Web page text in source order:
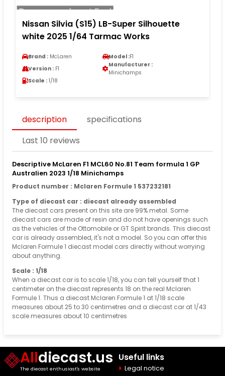
Nissan Silvia (S15) LB-Super Silhouette
white 2025 1/64 Tarmac Works
Brand : McLaren Model :F1
Version : F1
Manufacturer :
Minichamps
Scale : 1/18
description
specifications
Last 10 reviews
Descriptive McLaren F1 MCL60 No.81 Team formula 1 GP
Australien 2023 1/18 Minichamps
Product number : Mclaren Formule 1 537232181
Type of diecast car : diecast already assembled
The diecast cars present on this site are 99% metal. Some
diecast cars are made of resin and do not have openings such
as the vehicles of the Ottomobile or GT Spirit brands. This diecast
car is already assembled, it's not a model. So you can offer this
Mclaren Formule 1 diecast model cars directly without worrying
about anything.
Scale : 1/18
When a diecast car is to scale 1/18, you can tell yourself that 1
centimeter on the diecast represents 18 on the real Mclaren
Formule 1. Thus a diecast Mclaren Formule 1 at 1/18 scale
measures about 25 to 30 centimetres and a diecast car at 1/43
scale measures about 10 centimetres
Alldiecast.us
The diecast enthusiast's website
Useful links
Legal notice